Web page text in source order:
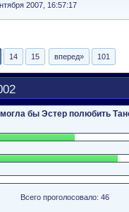
2007, 16:57:17
14 15 вперед» 101
бы Эстер полюбить
Всего проголосовало: 46